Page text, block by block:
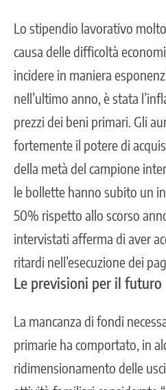
Lo stipendio lavorativo
causa delle difficoltà
incidere in maniera
nell’ultimo anno, è stata
prezzi dei beni primari. Gli
fortemente il potere di
della metà del campione
le bollette hanno subito un
50% rispetto allo scorso
intervistati afferma di aver
ritardi nell’esecuzione dei
Le previsioni per il futuro
La mancanza di fondi
primarie ha comportato, in
ridimensionamento delle